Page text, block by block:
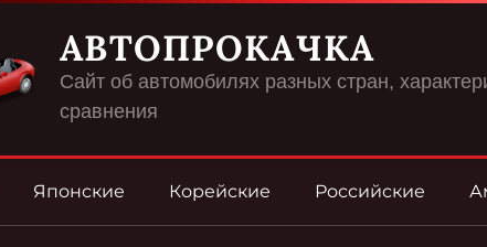
АВТОПРОКАЧКА
Сайт об автомобилях разных стран,
сравнения
Японские Корейские Российские